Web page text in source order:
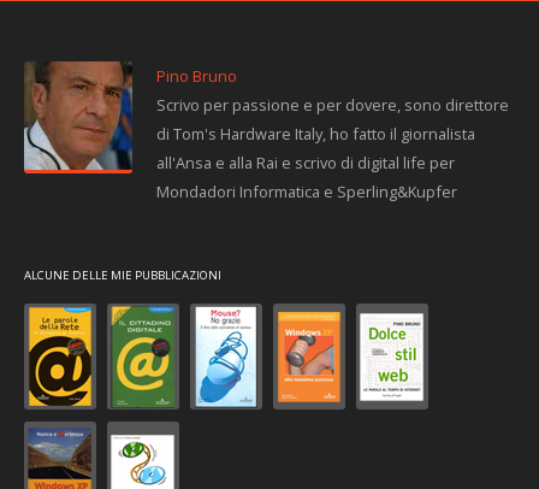
Pino Bruno
Scrivo per passione e per dovere, sono direttore
di Tom's Hardware Italy, ho fatto il giornalista
all'Ansa e alla Rai e scrivo di digital life per
Mondadori Informatica e Sperling&Kupfer
ALCUNE DELLE MIE PUBBLICAZIONI